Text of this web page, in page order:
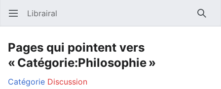
Ouvrir le menu principal Librairal
Pages qui pointent vers
« Catégorie:Philosophie »
Catégorie Discussion